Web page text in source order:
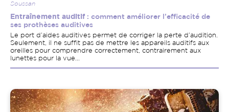
Soussan
Entraînement auditif : comment améliorer l’efficacité de
ses prothèses auditives
Le port d’aides auditives permet de corriger la perte d’audition.
Seulement, il ne suffit pas de mettre les appareils auditifs aux
oreilles pour comprendre correctement, contrairement aux
lunettes pour la vue...
Image